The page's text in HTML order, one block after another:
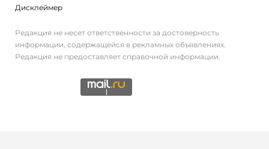
Дисклеймер
Редакция не несет ответственности за достоверность
информации, содержащейся в рекламных объявлениях.
Редакция не предоставляет справочной информации.